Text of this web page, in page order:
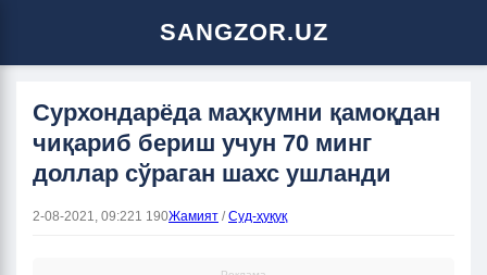
SANGZOR.UZ
Сурхондарёда маҳкумни қамоқдан
чиқариб бериш учун 70 минг
доллар сўраган шахс ушланди
2-08-2021, 09:221 190Жамият /Суд-ҳуқуқ